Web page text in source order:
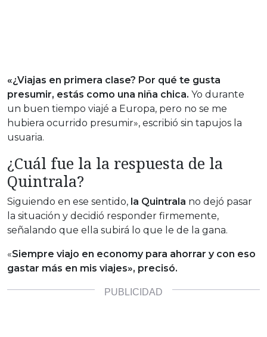
«¿Viajas en primera clase? Por qué te gusta
presumir, estás como una niña chica. Yo durante
un buen tiempo viajé a Europa, pero no se me
hubiera ocurrido presumir», escribió sin tapujos la
usuaria.
¿Cuál fue la la respuesta de la
Quintrala?
Siguiendo en ese sentido, la Quintrala no dejó pasar
la situación y decidió responder firmemente,
señalando que ella subirá lo que le de la gana.
«Siempre viajo en economy para ahorrar y con eso
gastar más en mis viajes», precisó.